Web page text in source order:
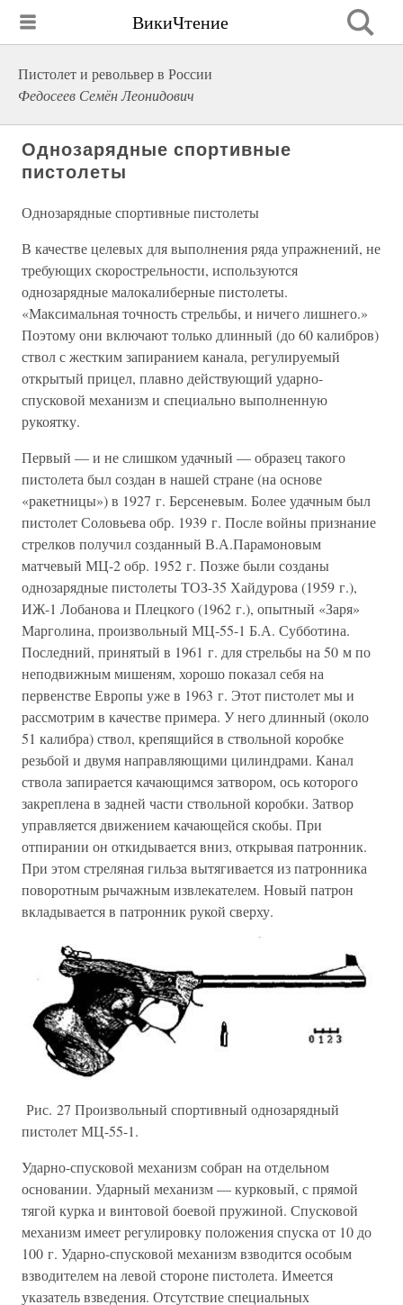
ВикиЧтение
Пистолет и револьвер в России
Федосеев Семён Леонидович
Однозарядные спортивные
пистолеты
Однозарядные спортивные пистолеты
В качестве целевых для выполнения ряда упражнений, не
требующих скорострельности, используются
однозарядные малокалиберные пистолеты.
«Максимальная точность стрельбы, и ничего лишнего.»
Поэтому они включают только длинный (до 60 калибров)
ствол с жестким запиранием канала, регулируемый
открытый прицел, плавно действующий ударно-
спусковой механизм и специально выполненную
рукоятку.
Первый — и не слишком удачный — образец такого
пистолета был создан в нашей стране (на основе
«ракетницы») в 1927 г. Берсеневым. Более удачным был
пистолет Соловьева обр. 1939 г. После войны признание
стрелков получил созданный В.А.Парамоновым
матчевый МЦ-2 обр. 1952 г. Позже были созданы
однозарядные пистолеты ТОЗ-35 Хайдурова (1959 г.),
ИЖ-1 Лобанова и Плецкого (1962 г.), опытный «Заря»
Марголина, произвольный МЦ-55-1 Б.А. Субботина.
Последний, принятый в 1961 г. для стрельбы на 50 м по
неподвижным мишеням, хорошо показал себя на
первенстве Европы уже в 1963 г. Этот пистолет мы и
рассмотрим в качестве примера. У него длинный (около
51 калибра) ствол, крепящийся в ствольной коробке
резьбой и двумя направляющими цилиндрами. Канал
ствола запирается качающимся затвором, ось которого
закреплена в задней части ствольной коробки. Затвор
управляется движением качающейся скобы. При
отпирании он откидывается вниз, открывая патронник.
При этом стреляная гильза вытягивается из патронника
поворотным рычажным извлекателем. Новый патрон
вкладывается в патронник рукой сверху.
Рис. 27 Произвольный спортивный однозарядный
пистолет МЦ-55-1.
Ударно-спусковой механизм собран на отдельном
основании. Ударный механизм — курковый, с прямой
тягой курка и винтовой боевой пружиной. Спусковой
механизм имеет регулировку положения спуска от 10 до
100 г. Ударно-спусковой механизм взводится особым
взводителем на левой стороне пистолета. Имеется
указатель взведения. Отсутствие специальных